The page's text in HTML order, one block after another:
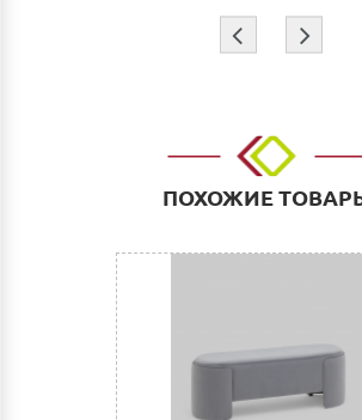
Самовывоз из г.Нижнего
До транспортной компании: 700
такими транспортными
Деловые линии. Оплата услуг
Выгрузка и сборка
Подъем мебели до первого этажа
при наличии исправного лифта
лифта 200 руб/этаж.
Сборка мебели рассчитывается
совершении заказа в интернет
⇦ ⇨
ПОХОЖИЕ